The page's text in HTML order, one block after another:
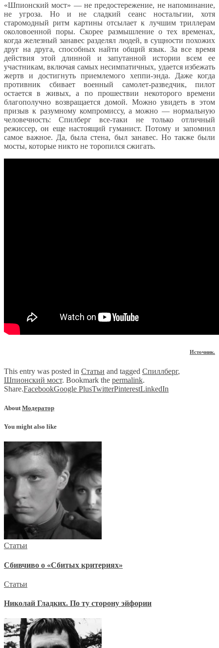
«Шпионский мост» — не предостережение, не напоминание,
не угроза. Но и не сладкий сеанс ностальгии, хотя
старомодный ритм картины отсылает к лучшим триллерам
околовоенной поры. Скорее размышление о тех временах,
когда железный занавес разделял людей, в сущности похожих
друг на друга, способных найти общий язык. За все время
действия этой длинной и запутанной истории всем ее
участникам, включая самых несимпатичных, удается избежать
жертв и достигнуть приемлемого хеппи-энда. Даже когда
противник сбивает военный самолет-разведчик, пилот
остается в живых, а по прошествии некоторого времени
благополучно возвращается домой. Можно увидеть в этом
призыв к разумному компромиссу, а можно — нормальную
человечность: Спилберг все-таки не только отличный
режиссер, он еще настоящий гуманист. Потому и запомнил
самое важное. Да, была стена, был занавес. Но также были
мосты, которые никто не торопился сжигать.
Источник.
This entry was posted in Статьи and tagged Спиллберг,
Шпионский мост. Bookmark the permalink.
Share.FacebookGoogle PlusTwitterPinterestLinkedIn
About Модератор
You might also like
Статьи
Сбивчиво о «Сбитых критериях»
Статьи
Николай Гладких. По ту сторону эйфории